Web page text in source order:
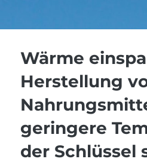
Wärme
Herstellung
geringere
der Schlüssel